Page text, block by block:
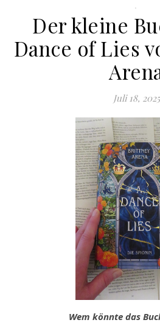
.
Der kleine
Dance of Lies
Juli 18, 2025
Wem könnte das